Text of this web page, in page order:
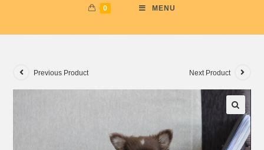
0 MENU
Previous Product Next Product
🔍